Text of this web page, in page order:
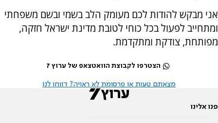
אני מבקש להודות לכם מעומק הלב בשמי ובשם משפחתי
ומתחייב לפעול בכל כוחי לטובת מדינת ישראל חזקה,
מפותחת, צודקת ומתקדמת.
הצטרפו לקבוצת הוואטצאפ של ערוץ 7
מצאתם טעות או פרסומת לא ראויה? דווחו לנו
פנו אלינו